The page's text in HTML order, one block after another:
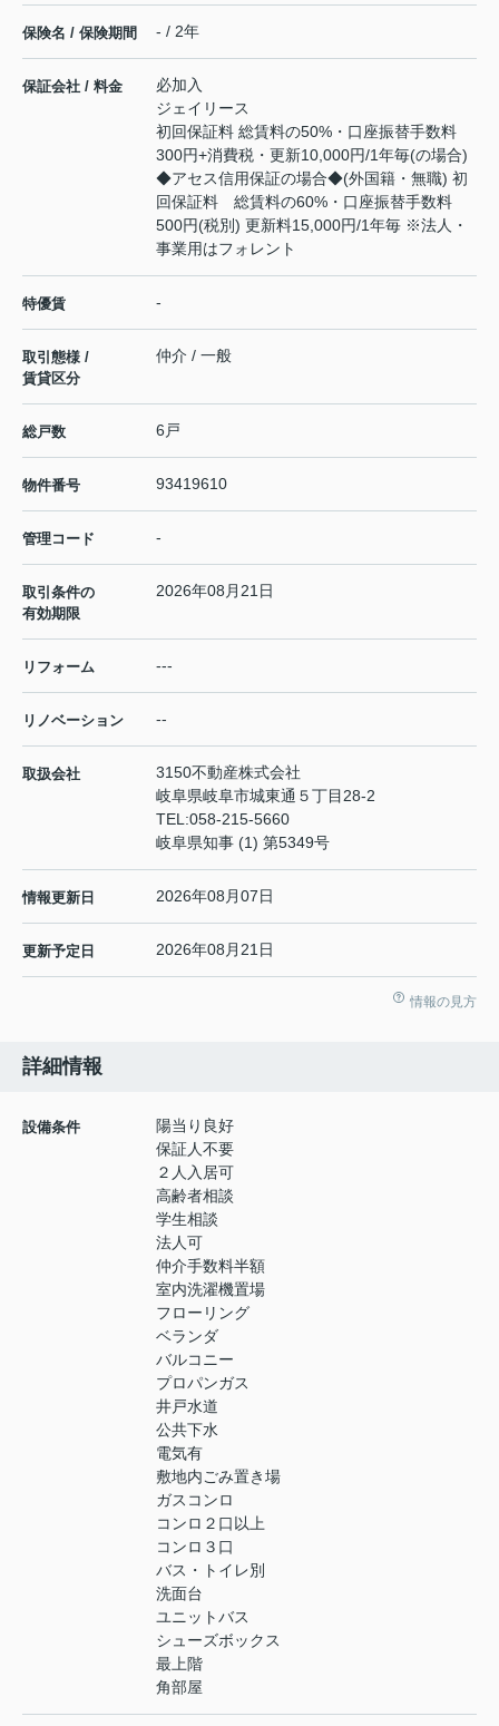
保険名 / 保険期間 - / 2年
保証会社 / 料金
必加入
ジェイリース
初回保証料 総賃料の50%・口座振替手数料
300円+消費税・更新10,000円/1年毎(の場合)
◆アセス信用保証の場合◆(外国籍・無職) 初
回保証料 総賃料の60%・口座振替手数料
500円(税別) 更新料15,000円/1年毎 ※法人・
事業用はフォレント
特優賃 -
取引態様 /
賃貸区分
仲介 / 一般
総戸数 6戸
物件番号 93419610
管理コード -
取引条件の
有効期限
2026年08月21日
リフォーム ---
リノベーション --
取扱会社
3150不動産株式会社
岐阜県岐阜市城東通５丁目28-2
TEL:058-215-5660
岐阜県知事 (1) 第5349号
情報更新日 2026年08月07日
更新予定日 2026年08月21日
情報の見方
詳細情報
設備条件
陽当り良好
保証人不要
２人入居可
高齢者相談
学生相談
法人可
仲介手数料半額
室内洗濯機置場
フローリング
ベランダ
バルコニー
プロパンガス
井戸水道
公共下水
電気有
敷地内ごみ置き場
ガスコンロ
コンロ２口以上
コンロ３口
バス・トイレ別
洗面台
ユニットバス
シューズボックス
最上階
角部屋